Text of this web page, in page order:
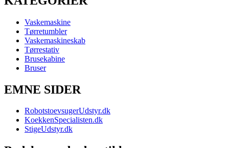
Vaskemaskine
Tørretumbler
Vaskemaskineskab
Tørrestativ
Brusekabine
Bruser
EMNE SIDER
RobotstoevsugerUdstyr.dk
KoekkenSpecialisten.dk
StigeUdstyr.dk